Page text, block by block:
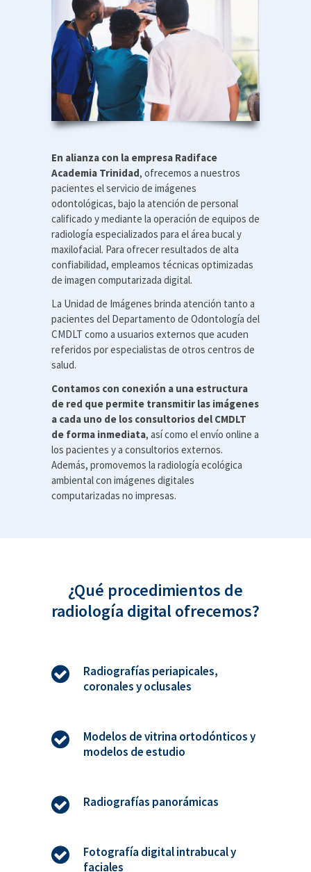
En alianza con la empresa Radiface
Academia Trinidad, ofrecemos a nuestros
pacientes el servicio de imágenes
odontológicas, bajo la atención de personal
calificado y mediante la operación de equipos de
radiología especializados para el área bucal y
maxilofacial. Para ofrecer resultados de alta
confiabilidad, empleamos técnicas optimizadas
de imagen computarizada digital.
La Unidad de Imágenes brinda atención tanto a
pacientes del Departamento de Odontología del
CMDLT como a usuarios externos que acuden
referidos por especialistas de otros centros de
salud.
Contamos con conexión a una estructura
de red que permite transmitir las imágenes
a cada uno de los consultorios del CMDLT
de forma inmediata, así como el envío online a
los pacientes y a consultorios externos.
Además, promovemos la radiología ecológica
ambiental con imágenes digitales
computarizadas no impresas.
¿Qué procedimientos de
radiología digital ofrecemos?
Radiografías periapicales,
coronales y oclusales
Modelos de vitrina ortodónticos y
modelos de estudio
Radiografías panorámicas
Fotografía digital intrabucal y
faciales